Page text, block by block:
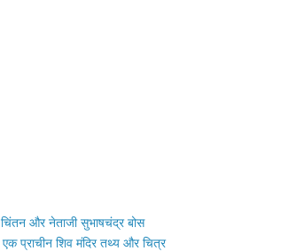
और नेताजी सुभाषचंद्र बोस
प्राचीन शिव मंदिर तथ्य और चित्र